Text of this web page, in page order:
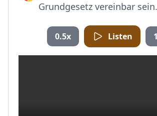
Grundgesetz vereinbar sein.
0.5x Listen